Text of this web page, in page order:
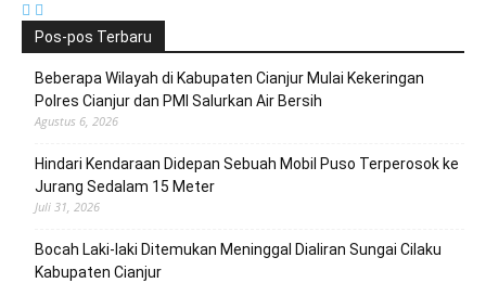
Pos-pos Terbaru
Beberapa Wilayah di Kabupaten Cianjur Mulai Kekeringan
Polres Cianjur dan PMI Salurkan Air Bersih
Agustus 6, 2026
Hindari Kendaraan Didepan Sebuah Mobil Puso Terperosok ke
Jurang Sedalam 15 Meter
Juli 31, 2026
Bocah Laki-laki Ditemukan Meninggal Dialiran Sungai Cilaku
Kabupaten Cianjur